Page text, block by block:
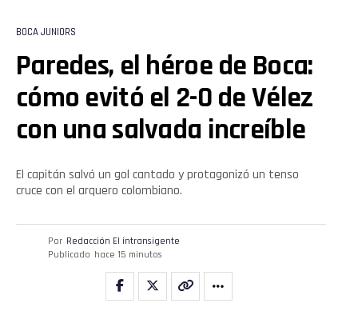
BOCA JUNIORS
Paredes, el héroe de Boca:
cómo evitó el 2-0 de Vélez
con una salvada increíble
El capitán salvó un gol cantado y protagonizó un tenso
cruce con el arquero colombiano.
Por Redacción El intransigente
Publicado hace 15 minutos
Flipboard
Pinterest
Whatsapp
Email